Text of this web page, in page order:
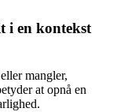
i en kontekst
mangler,
at opnå en